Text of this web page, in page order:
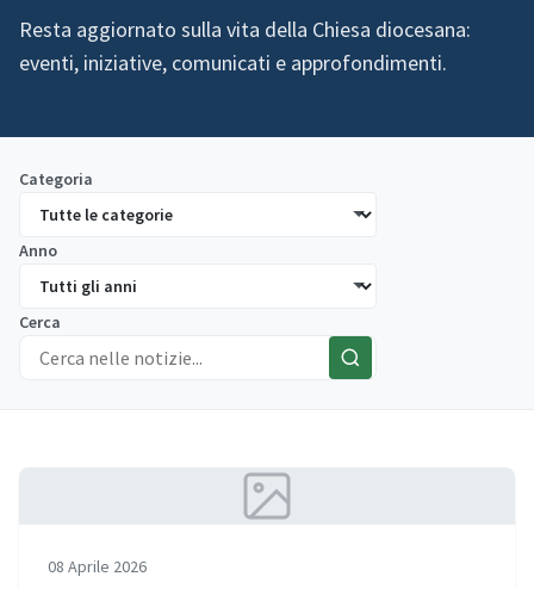
Resta aggiornato sulla vita della Chiesa diocesana:
eventi, iniziative, comunicati e approfondimenti.
Categoria
Anno
Cerca
08 Aprile 2026